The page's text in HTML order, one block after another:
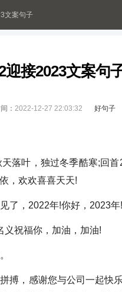
文案句子
迎接2023文案句
： 2022-12-27 22:03:32 好句子
叶，独过冬季酷寒;回首
，欢欢喜喜天天!
，2022年!你好，2023年!
祝福你，加油，加油!
，感谢您与公司一起快